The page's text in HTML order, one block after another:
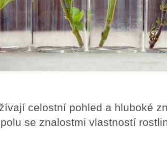
celostní pohled a hluboké
se znalostmi vlastností